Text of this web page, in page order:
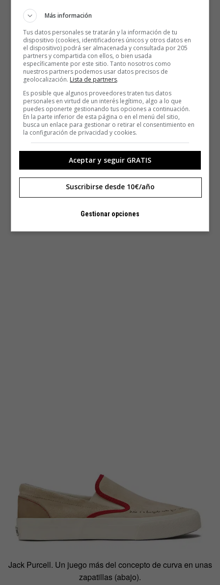
Converse Skid Grip Oxford homenajean al poema de las
curvas en la zapatilla de la derecha (abajo).
Jack Purcell. Un juego más del concepto de curva en unas
zapatillas (abajo).
Más información
Tus datos personales se tratarán y la información de tu
dispositivo (cookies, identificadores únicos y otros datos en
el dispositivo) podrá ser almacenada y consultada por 205
partners y compartida con ellos, o bien usada
específicamente por este sitio. Tanto nosotros como
nuestros partners podemos usar datos precisos de
geolocalización. Lista de partners.
Es posible que algunos proveedores traten tus datos
personales en virtud de un interés legítimo, algo a lo que
puedes oponerte gestionando tus opciones a continuación.
En la parte inferior de esta página o en el menú del sitio,
busca un enlace para gestionar o retirar el consentimiento en
la configuración de privacidad y cookies.
Aceptar y seguir GRATIS
Suscribirse desde 10€/año
Gestionar opciones